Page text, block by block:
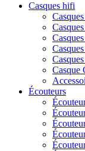
Casques hifi
Casque
Écouteurs